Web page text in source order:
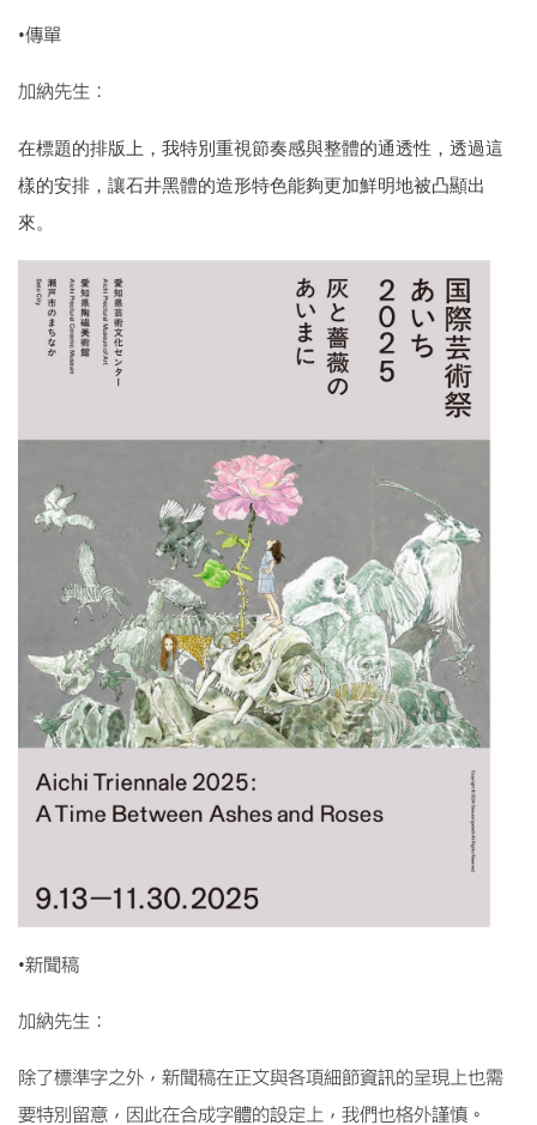
•傳單
加納先生：
在標題的排版上，我特別重視節奏感與整體的通透性，透過這
樣的安排，讓石井黑體的造形特色能夠更加鮮明地被凸顯出
來。
•新聞稿
加納先生：
除了標準字之外，新聞稿在正文與各項細節資訊的呈現上也需
要特別留意，因此在合成字體的設定上，我們也格外謹慎。